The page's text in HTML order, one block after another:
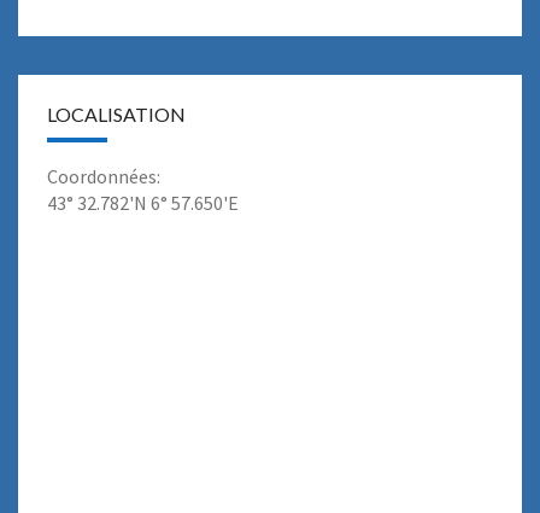
LOCALISATION
Coordonnées:
43° 32.782'N 6° 57.650'E